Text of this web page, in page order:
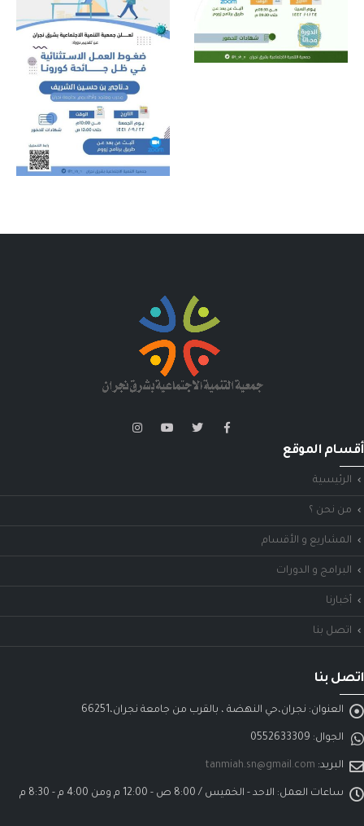
أقسام الموقع
الرئيسية
من نحن ؟
المشاريع و الأقسام
البرامج و الدورات
أخبارنا
اتصل بنا
اتصل بنا
العنوان: نجران،حي النهضة ، بالقرب من جامعة نجران،66251
الجوال: 0552633309
البريد: tanmiah.sn@gmail.com
ساعات العمل: الاحد - الخميس / 8:00 ص - 12:00 م ومن 4:00 م - 8:30 م